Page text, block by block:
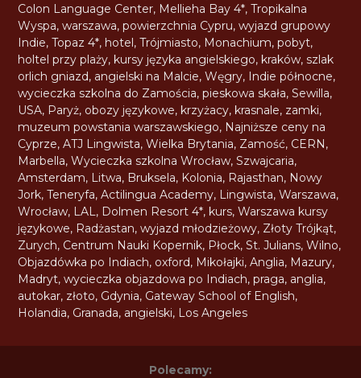
Colon Language Center, Mellieha Bay 4*,Tropikalna
Wyspa,warszawa,powierzchnia Cypru,wyjazd grupowy
Indie,Topaz 4*, hotel,Trójmiasto, Monachium,pobyt,
holtel przy plaży, kursy języka angielskiego, kraków,szlak
orlich gniazd, angielski na Malcie,Węgry, Indie północne,
wycieczka szkolna do Zamościa,pieskowa skała,Sewilla,
USA, Paryż, obozy językowe, krzyżacy, krasnale, zamki,
muzeum powstania warszawskiego, Najniższe ceny na
Cyprze,ATJ Lingwista,Wielka Brytania, Zamość, CERN,
Marbella,Wycieczka szkolna Wrocław,Szwajcaria,
Amsterdam, Litwa, Bruksela, Kolonia, Rajasthan, Nowy
Jork,Teneryfa,Actilingua Academy, Lingwista,Warszawa,
Wrocław, LAL, Dolmen Resort 4*, kurs,Warszawa kursy
językowe, Radżastan,wyjazd młodzieżowy, Złoty Trójkąt,
Zurych, Centrum Nauki Kopernik, Płock,St. Julians,Wilno,
Objazdówka po Indiach, oxford, Mikołajki,Anglia, Mazury,
Madryt,wycieczka objazdowa po Indiach,praga, anglia,
autokar, złoto, Gdynia, Gateway School of English,
Holandia, Granada, angielski, Los Angeles
Polecamy: